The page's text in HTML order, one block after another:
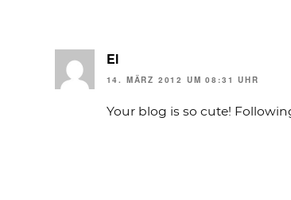
El
14. MÄRZ 2012 UM 08:31 UHR
Your blog is so cute!